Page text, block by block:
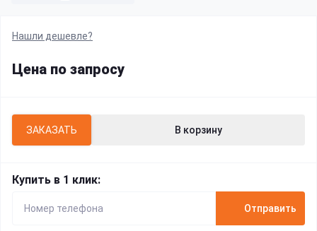
Нашли дешевле?
Цена по запросу
ЗАКАЗАТЬ В корзину
Купить в 1 клик:
Отправить